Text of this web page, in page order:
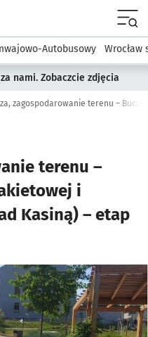
Autobusowy Wrocław
nami. Zobaczcie zdjęcia
terenu –
i
Kasiną) – etap